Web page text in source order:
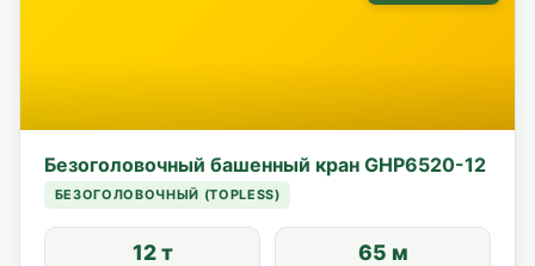
Безоголовочный башенный кран GHP6520-12
БЕЗОГОЛОВОЧНЫЙ (TOPLESS)
12 т 65 м